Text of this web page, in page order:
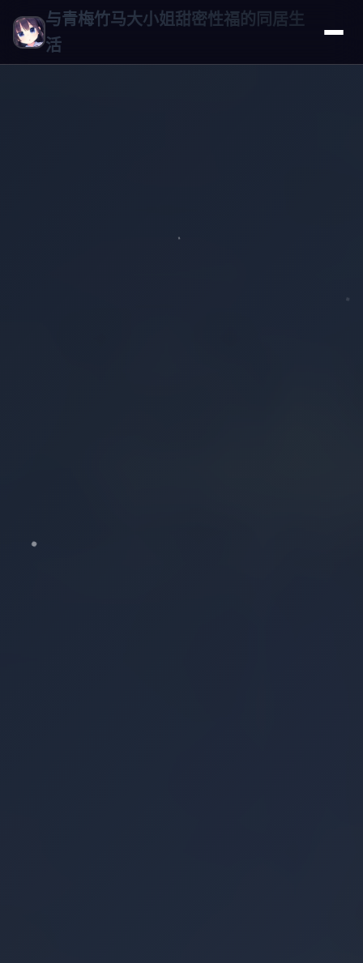
与青梅竹马大小姐甜密性福的同居生
活